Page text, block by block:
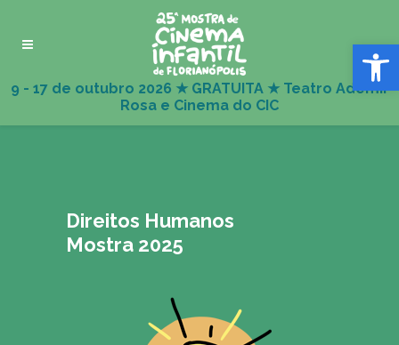
Abrir
Direitos Humanos
Mostra 2025